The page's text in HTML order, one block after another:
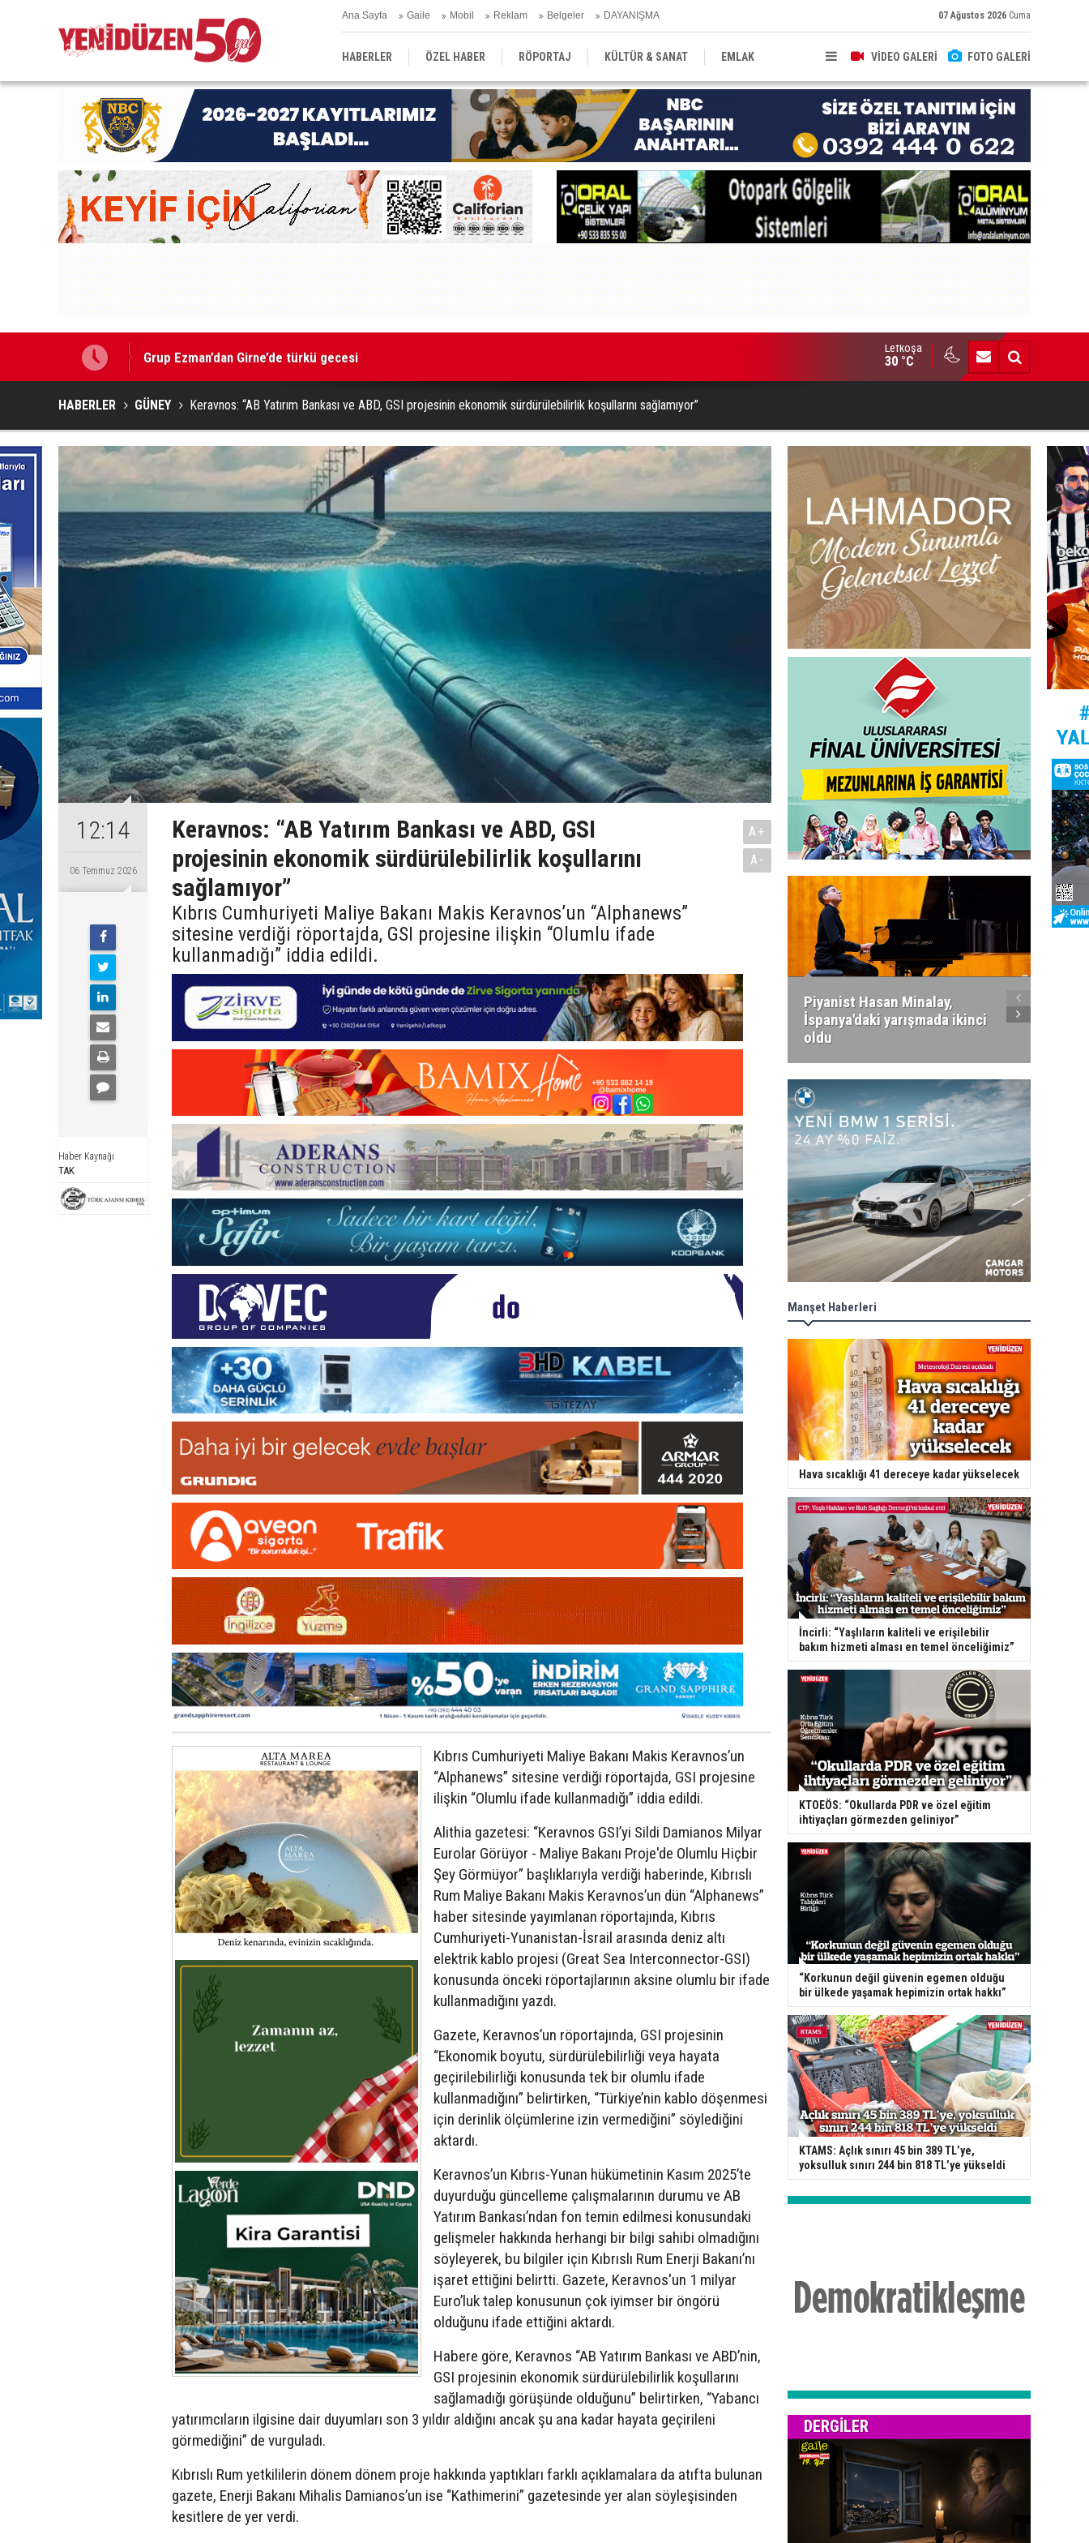
Ana Sayfa Gaile Mobil Reklam Belgeler DAYANIŞMA 07 Ağustos 2026 Cuma
VİDEO GALERİ FOTO GALERİ
HABERLER ÖZEL HABER RÖPORTAJ KÜLTÜR & SANAT EMLAK
EĞİTİM YEREL YÖNETİM DERGİLER SEKTÖR
Grup Ezman’dan Girne’de türkü gecesi Kıbrıs’ın güneyinde yıllık enflasyon temmuzda yüzde 2,9 oldu
Lefkoşa
30 °C
HABERLER GÜNEY Keravnos: “AB Yatırım Bankası ve ABD, GSI projesinin ekonomik sürdürülebilirlik koşullarını sağlamıyor”
12:14
06 Temmuz 2026
Haber Kaynağı
TAK
Keravnos: “AB Yatırım Bankası ve ABD, GSI
projesinin ekonomik sürdürülebilirlik koşullarını
sağlamıyor”
Kıbrıs Cumhuriyeti Maliye Bakanı Makis Keravnos’un “Alphanews”
sitesine verdiği röportajda, GSI projesine ilişkin “Olumlu ifade
kullanmadığı” iddia edildi.
A+
A-
Kıbrıs Cumhuriyeti Maliye Bakanı Makis Keravnos’un
“Alphanews” sitesine verdiği röportajda, GSI projesine
ilişkin “Olumlu ifade kullanmadığı” iddia edildi.
Alithia gazetesi: “Keravnos GSI’yi Sildi Damianos Milyar
Eurolar Görüyor - Maliye Bakanı Proje'de Olumlu Hiçbir
Şey Görmüyor” başlıklarıyla verdiği haberinde, Kıbrıslı
Rum Maliye Bakanı Makis Keravnos’un dün “Alphanews”
haber sitesinde yayımlanan röportajında, Kıbrıs
Cumhuriyeti-Yunanistan-İsrail arasında deniz altı
elektrik kablo projesi (Great Sea Interconnector-GSI)
konusunda önceki röportajlarının aksine olumlu bir ifade
kullanmadığını yazdı.
Gazete, Keravnos’un röportajında, GSI projesinin
“Ekonomik boyutu, sürdürülebilirliği veya hayata
geçirilebilirliği konusunda tek bir olumlu ifade
kullanmadığını” belirtirken, “Türkiye’nin kablo döşenmesi
için derinlik ölçümlerine izin vermediğini” söylediğini
aktardı.
Keravnos’un Kıbrıs-Yunan hükümetinin Kasım 2025’te
duyurduğu güncelleme çalışmalarının durumu ve AB
Yatırım Bankası’ndan fon temin edilmesi konusundaki
gelişmeler hakkında herhangi bir bilgi sahibi olmadığını
söyleyerek, bu bilgiler için Kıbrıslı Rum Enerji Bakanı’nı
işaret ettiğini belirtti. Gazete, Keravnos'un 1 milyar
Euro’luk talep konusunun çok iyimser bir öngörü
olduğunu ifade ettiğini aktardı.
Habere göre, Keravnos “AB Yatırım Bankası ve ABD’nin,
GSI projesinin ekonomik sürdürülebilirlik koşullarını
sağlamadığı görüşünde olduğunu” belirtirken, “Yabancı
yatırımcıların ilgisine dair duyumları son 3 yıldır aldığını ancak şu ana kadar hayata geçirileni
görmediğini” de vurguladı.
Kıbrıslı Rum yetkililerin dönem dönem proje hakkında yaptıkları farklı açıklamalara da atıfta bulunan
gazete, Enerji Bakanı Mihalis Damianos’un ise “Kathimerini” gazetesinde yer alan söyleşisinden
kesitlere de yer verdi.
Piyanist Hasan Minalay,
İspanya'daki yarışmada ikinci
oldu
Manşet Haberleri
Hava sıcaklığı 41 dereceye kadar yükselecek
İncirli: “Yaşlıların kaliteli ve erişilebilir
bakım hizmeti alması en temel önceliğimiz”
KTOEÖS: “Okullarda PDR ve özel eğitim
ihtiyaçları görmezden geliniyor”
“Korkunun değil güvenin egemen olduğu
bir ülkede yaşamak hepimizin ortak hakkı”
KTAMS: Açlık sınırı 45 bin 389 TL’ye,
yoksulluk sınırı 244 bin 818 TL’ye yükseldi
DERGILER